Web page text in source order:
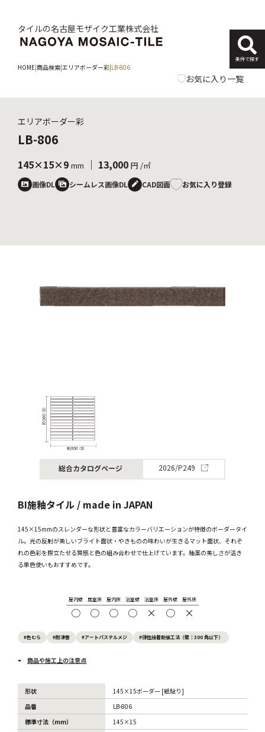
タイルの名古屋モザイク工業株式会社
HOME|商品検索|エリアボーダー彩|LB-806
お気に入り一覧
エリアボーダー彩
LB-806
145×15×9 mm ｜ 13,000 円 /㎡
画像DL シームレス画像DL CAD図面 お気に入り登録
総合カタログページ 2026/P249
BI施釉タイル / made in JAPAN
145×15mmのスレンダーな形状と豊富なカラーバリエーションが特徴のボーダータイ
ル。光の反射が美しいブライト面状・やきものの味わいが生きるマット面状、それぞ
れの色彩を際立たせる質感と色の組み合わせで仕上げています。釉薬の美しさが活き
る単色使いもおすすめです。
屋内壁
○
居室床
○
屋内床
○
浴室壁
○
浴室床
×
屋外壁
○
屋外床
×
#色むら #耐凍害 #アートパステルメジ #弾性接着剤張工法（壁｜300 角以下）
商品や施工上の注意点
形状
品番
標準寸法（mm）
145×15ボーダー [紙貼り]
LB-806
145×15
条件で探す